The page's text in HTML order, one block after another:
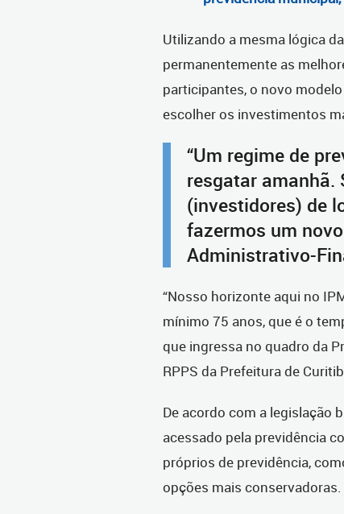
Utilizando a mesma lógica
permanentemente as
participantes, o novo
escolher os investimentos
“Um regime de
resgatar amanhã.
(investidores) de
fazermos um
Administrativo-
“Nosso horizonte aqui no
mínimo 75 anos, que é o
que ingressa no quadro da
RPPS da Prefeitura de
De acordo com a legislação
acessado pela previdência
próprios de previdência,
opções mais conservadoras.